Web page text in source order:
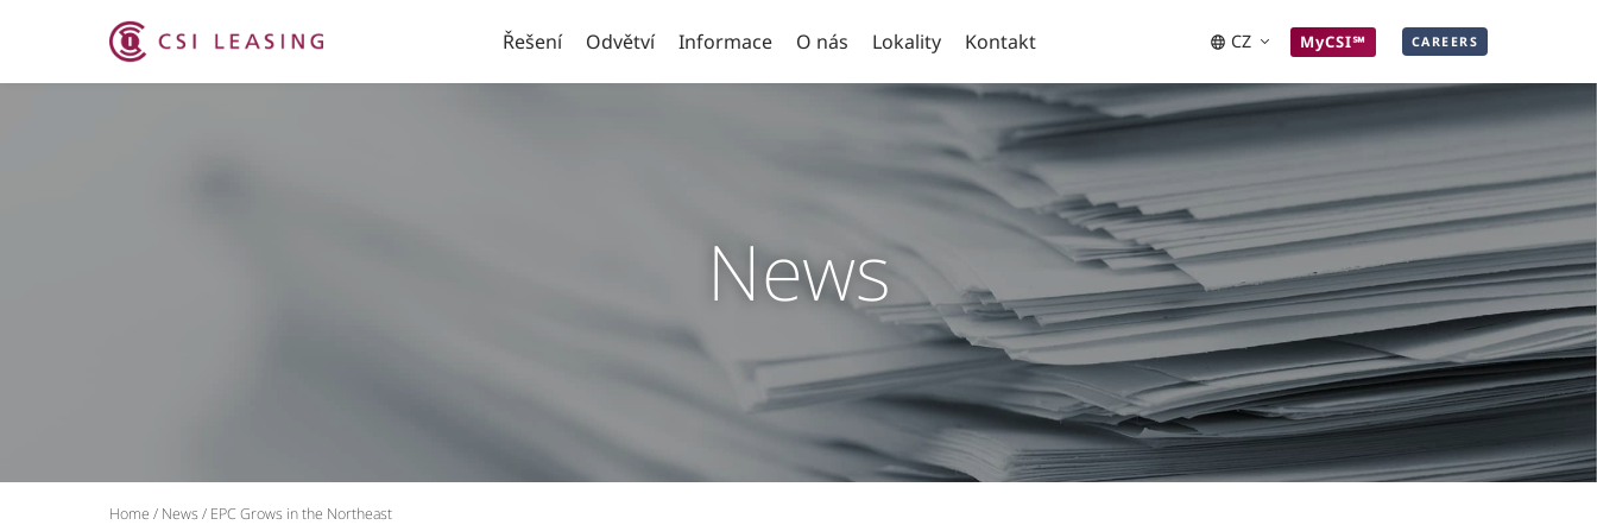
Řešení Odvětví Informace O nás Lokality Kontakt CZ MyCSI℠ CAREERS
News
Home / News/ EPC Grows in the Northeast